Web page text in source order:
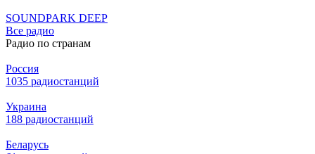
SOUNDPARK DEEP
Все радио
Радио по странам
Россия
1035 радиостанций
Украина
188 радиостанций
Беларусь